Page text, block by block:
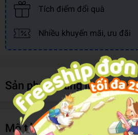
Tích điểm đổi quà
Nhiều khuyến mãi, ưu đãi
Sản phẩm cùng loại
Mô tả sản phẩm